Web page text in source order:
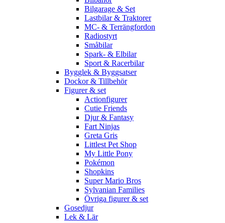
Bilgarage & Set
Lastbilar & Traktorer
MC- & Terrängfordon
Radiostyrt
Småbilar
Spark- & Elbilar
Sport & Racerbilar
Bygglek & Byggsatser
Dockor & Tillbehör
Figurer & set
Actionfigurer
Cutie Friends
Djur & Fantasy
Fart Ninjas
Greta Gris
Littlest Pet Shop
My Little Pony
Pokémon
Shopkins
Super Mario Bros
Sylvanian Families
Övriga figurer & set
Gosedjur
Lek & Lär